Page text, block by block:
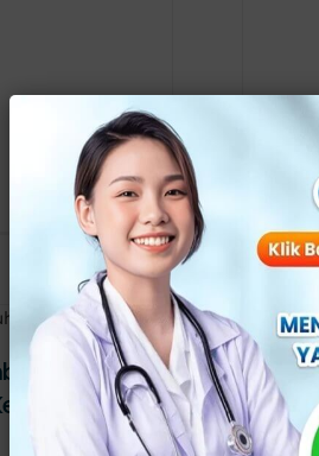
Setelah
5 Cirinya
5